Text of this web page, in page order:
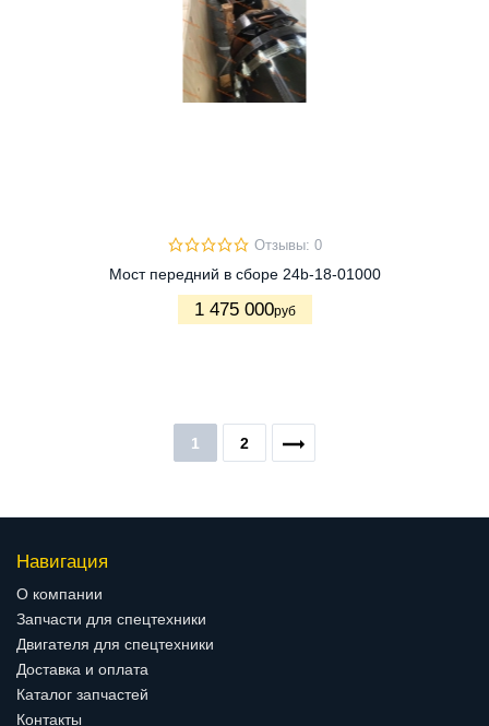
Отзывы: 0
Мост передний в сборе 24b-18-01000
1 475 000руб
1 2
Навигация
О компании
Запчасти для спецтехники
Двигателя для спецтехники
Доставка и оплата
Каталог запчастей
Контакты